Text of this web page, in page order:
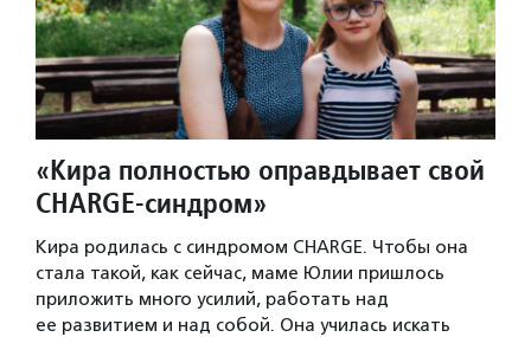
«Кира полностью оправдывает свой
CHARGE-синдром»
Кира родилась с синдромом CHARGE. Чтобы она
стала такой, как сейчас, маме Юлии пришлось
приложить много усилий, работать над
ее развитием и над собой. Она училась искать